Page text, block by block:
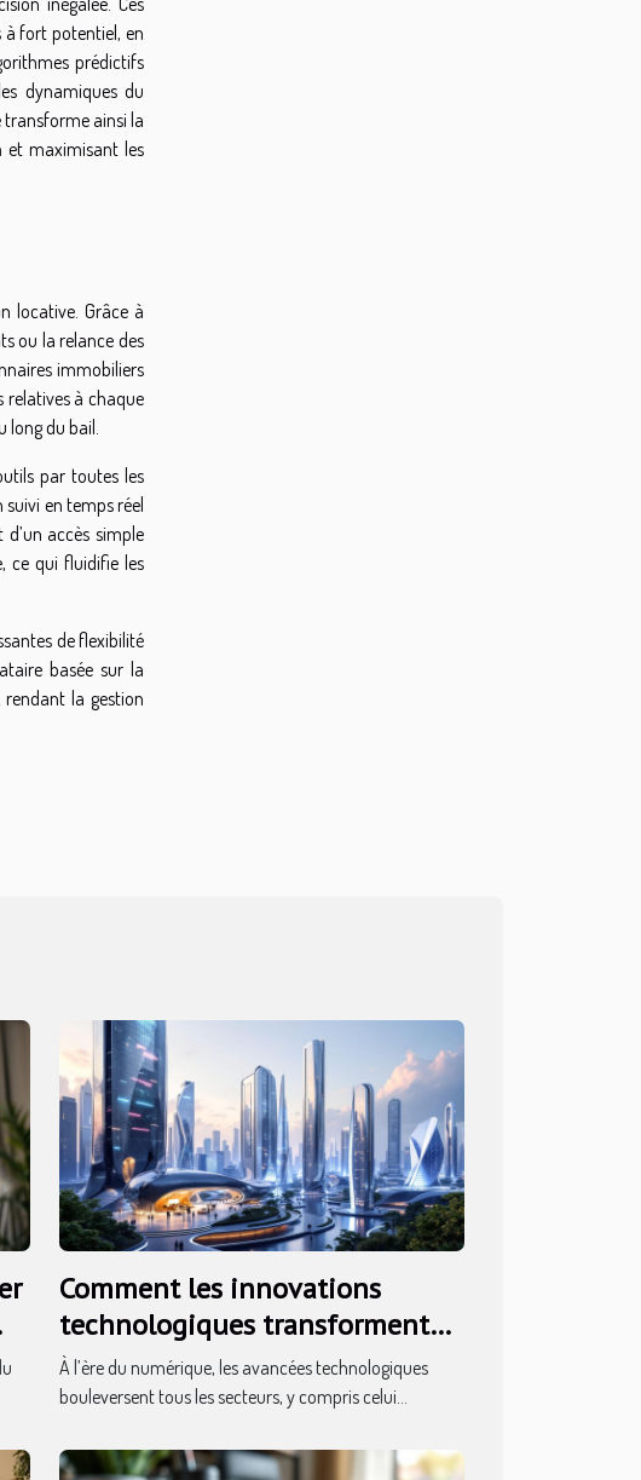
fort potentiel, en
prédictifs
dynamiques du
transforme ainsi la
et maximisant les
locative. Grâce à
ou la relance des
immobiliers
relatives à chaque
du bail.
par toutes les
en temps réel
accès simple
ce qui fluidifie les
de flexibilité
basée sur la
la gestion
Comment les innovations
technologiques transforment
l'évaluation immobilière ?
À l’ère du numérique, les avancées technologiques
bouleversent tous les secteurs, y compris celui...